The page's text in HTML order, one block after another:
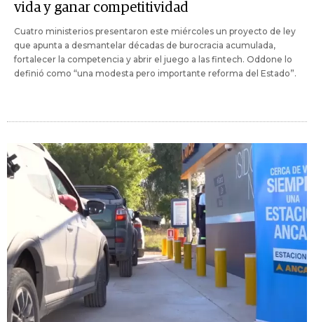
vida y ganar competitividad
Cuatro ministerios presentaron este miércoles un proyecto de ley
que apunta a desmantelar décadas de burocracia acumulada,
fortalecer la competencia y abrir el juego a las fintech. Oddone lo
definió como “una modesta pero importante reforma del Estado”.